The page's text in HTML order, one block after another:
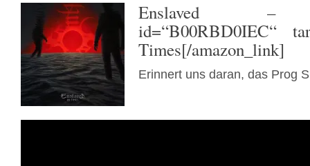
Enslaved –
id=“B00RBD0IEC“
Times[/amazon_link]
Erinnert uns daran, das Prog